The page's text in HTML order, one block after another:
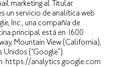
marketing al Titular.
un servicio de analítica web
Inc., una compañía de
principal está en 1600
Mountain View (California),
(“Google”).
https://analytics.google.com